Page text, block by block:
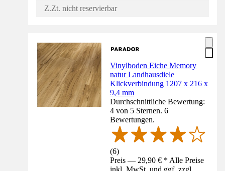
Z.Zt. nicht reservierbar
Vinylboden Eiche Memory
natur Landhausdiele
Klickverbindung 1207 x 216 x
9,4 mm
Durchschnittliche Bewertung:
4 von 5 Sternen. 6
Bewertungen.
(6)
Preis — 29,90 € * Alle Preise
inkl. MwSt. und ggf. zzgl.